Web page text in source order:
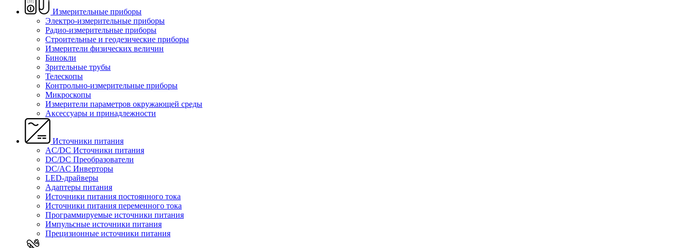
Измерительные приборы
Электро-измерительные приборы
Радио-измерительные приборы
Строительные и геодезические приборы
Измерители физических величин
Бинокли
Зрительные трубы
Телескопы
Контрольно-измерительные приборы
Микроскопы
Измерители параметров окружающей среды
Аксессуары и принадлежности
Источники питания
AC/DC Источники питания
DC/DC Преобразователи
DC/AC Инверторы
LED-драйверы
Адаптеры питания
Источники питания постоянного тока
Источники питания переменного тока
Программируемые источники питания
Импульсные источники питания
Прецизионные источники питания